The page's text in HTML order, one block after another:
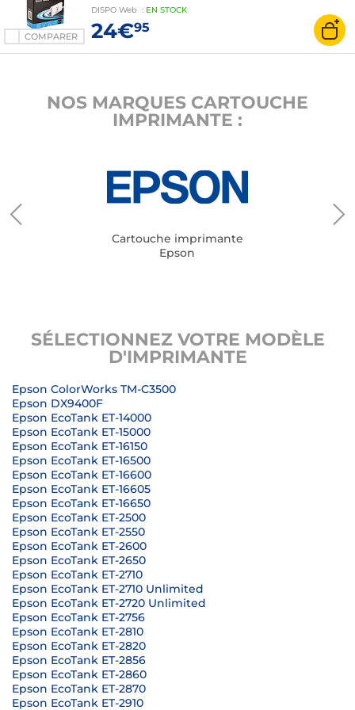
COMPARER
WorkForce WF-3820DWF / WF-3825DWF / WF-
4820DWF / WF-4825DWF / WF-4830DTWF /
WF-7830DTWF / WF-7835DTWF / WF-
DISPO Web : EN STOCK
24€95
NOS MARQUES CARTOUCHE
IMPRIMANTE :
Cartouche imprimante
Epson
SÉLECTIONNEZ VOTRE MODÈLE
D'IMPRIMANTE
Epson ColorWorks TM-C3500
Epson DX9400F
Epson EcoTank ET-14000
Epson EcoTank ET-15000
Epson EcoTank ET-16150
Epson EcoTank ET-16500
Epson EcoTank ET-16600
Epson EcoTank ET-16605
Epson EcoTank ET-16650
Epson EcoTank ET-2500
Epson EcoTank ET-2550
Epson EcoTank ET-2600
Epson EcoTank ET-2650
Epson EcoTank ET-2710
Epson EcoTank ET-2710 Unlimited
Epson EcoTank ET-2720 Unlimited
Epson EcoTank ET-2756
Epson EcoTank ET-2810
Epson EcoTank ET-2820
Epson EcoTank ET-2856
Epson EcoTank ET-2860
Epson EcoTank ET-2870
Epson EcoTank ET-2910